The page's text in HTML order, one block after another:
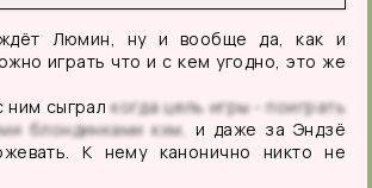
Люмин, ну и вообще да, как и
играть что и с кем угодно, это же
ним сыгралкогда цель игры - поиграть
блондинками кхм, и даже за Эндзё
К нему канонично никто не